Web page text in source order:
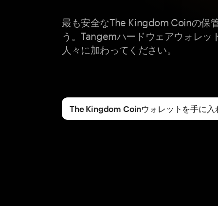
最も安全なThe Kingdom Coinの保
う。Tangemハードウェアウォレッ
人々に加わってください。
The Kingdom Coinウォレットを手に入